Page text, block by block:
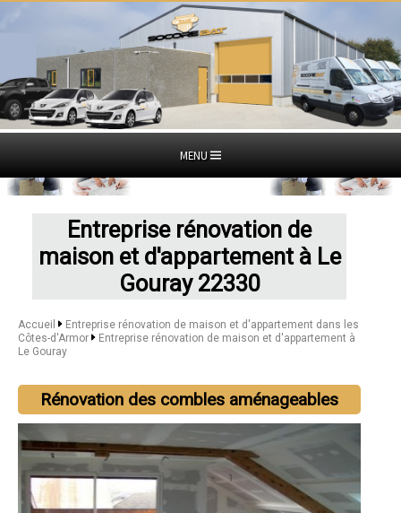
MENU
Entreprise rénovation de
maison et d'appartement à Le
Gouray 22330
Accueil
Entreprise rénovation de maison et d'appartement dans les
Côtes-d'Armor
Entreprise rénovation de maison et d'appartement à
Le Gouray
Rénovation des combles aménageables